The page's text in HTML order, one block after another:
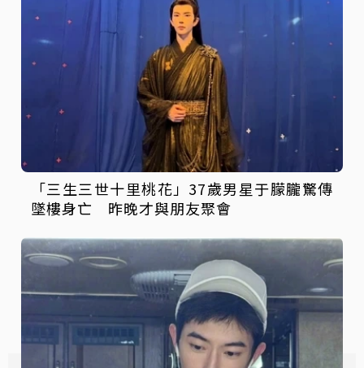
「三生三世十里桃花」37歲男星于朦朧驚傳
墜樓身亡 昨晚才與朋友聚會